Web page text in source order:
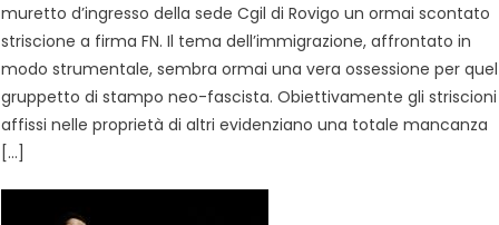
muretto d’ingresso della sede Cgil di Rovigo un ormai scontato
striscione a firma FN. Il tema dell’immigrazione, affrontato in
modo strumentale, sembra ormai una vera ossessione per quel
gruppetto di stampo neo-fascista. Obiettivamente gli striscioni
affissi nelle proprietà di altri evidenziano una totale mancanza
[…]